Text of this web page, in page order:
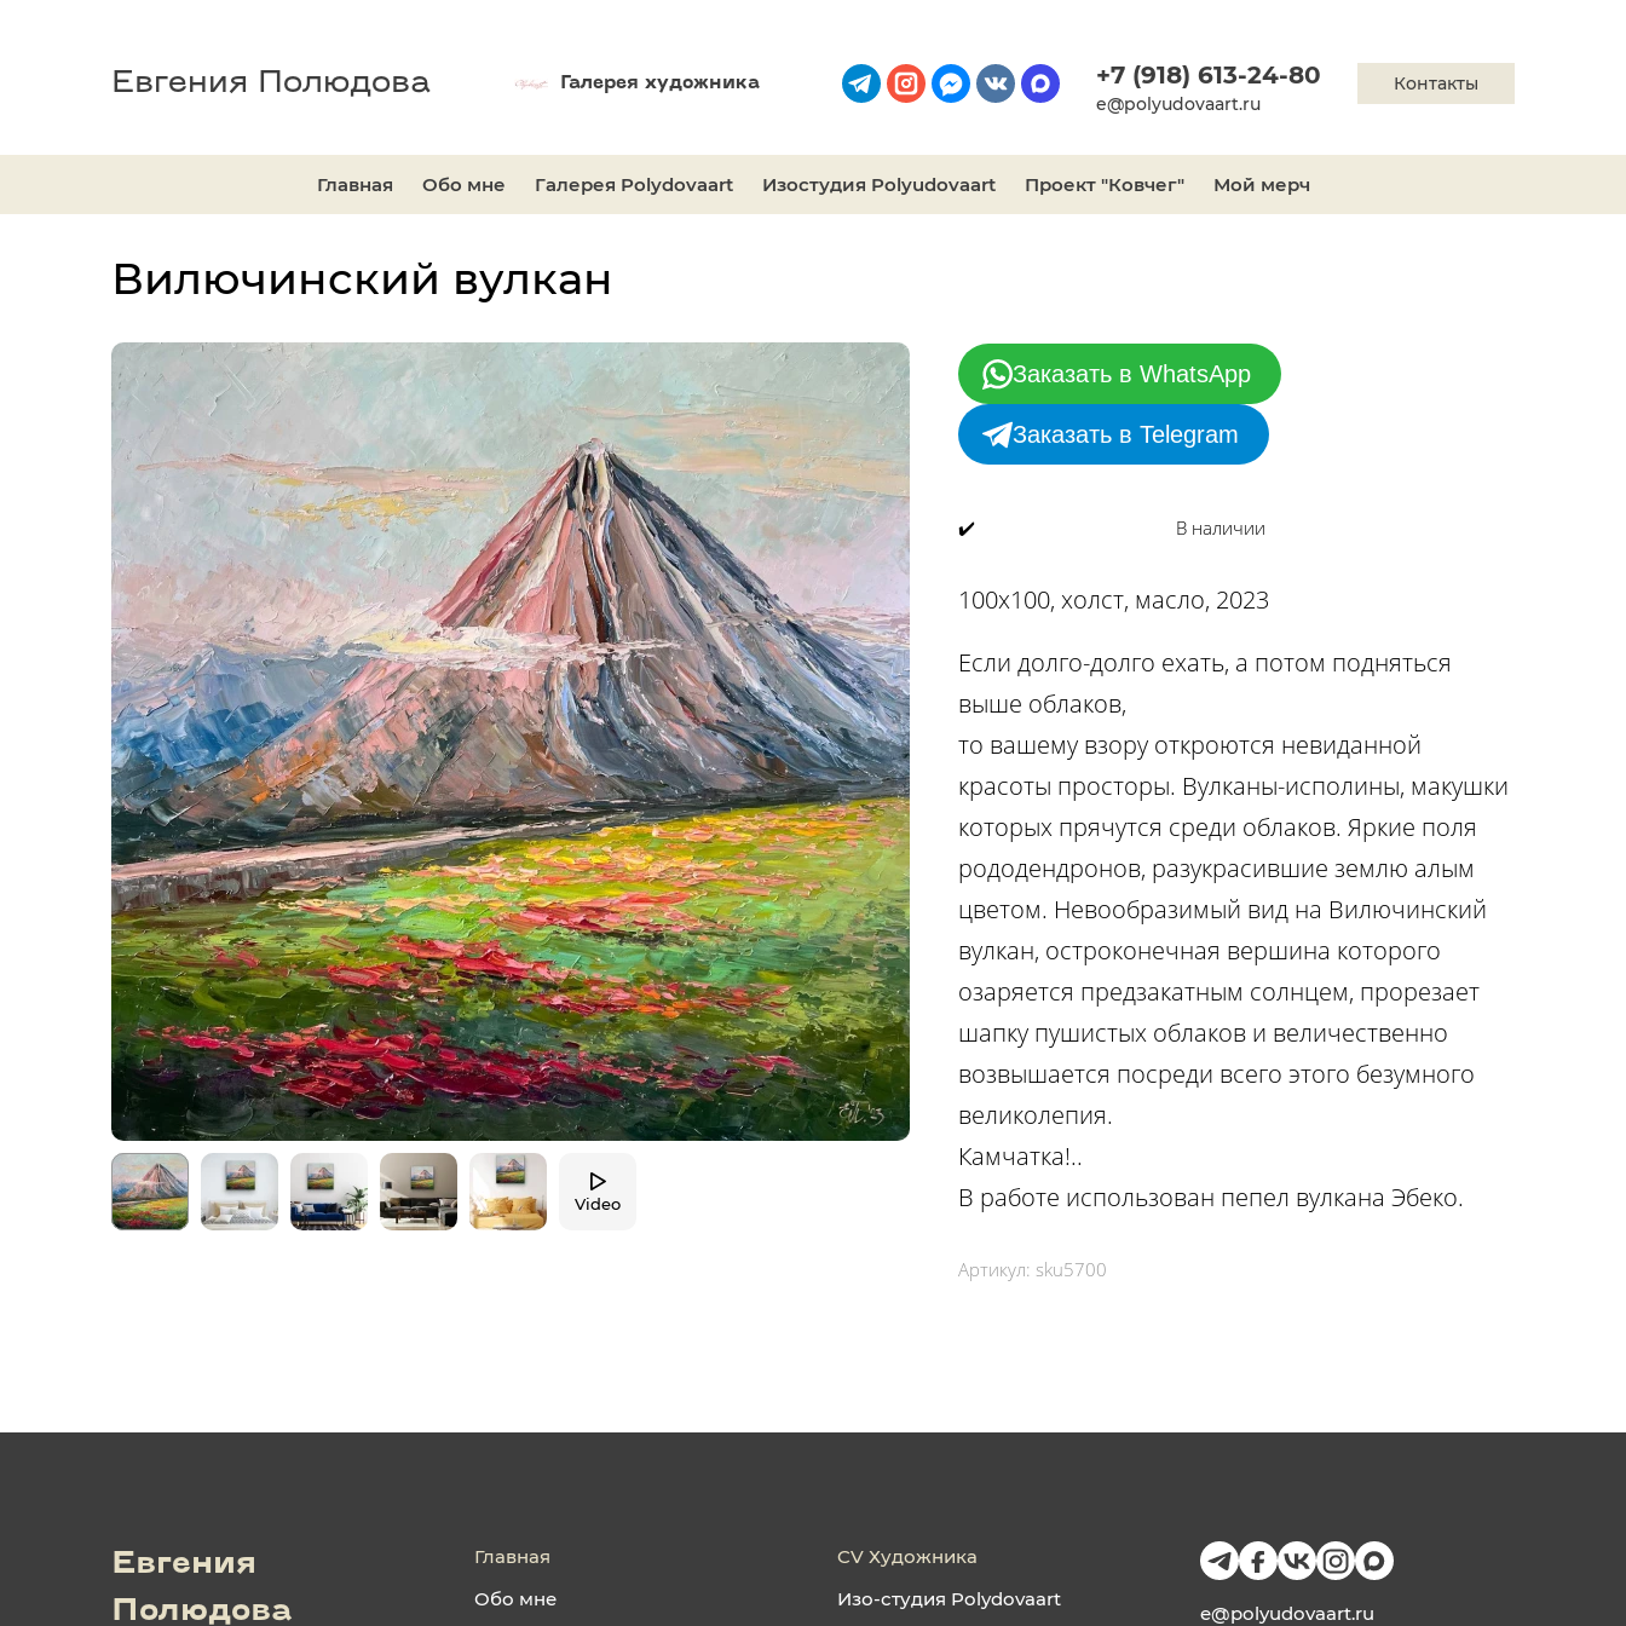
Евгения Полюдова Галерея художника +7 (918) 613-24-80
e@polyudovaart.ru
Контакты
Главная Обо мне Галерея Polydovaart Изостудия Polyudovaart Проект "Ковчег" Мой мерч
Вилючинский вулкан
Video
Заказать в WhatsApp
Заказать в Telegram
✔️ В наличии
100х100, холст, масло, 2023
Если долго-долго ехать, а потом подняться
выше облаков,
то вашему взору откроются невиданной
красоты просторы. Вулканы-исполины, макушки
которых прячутся среди облаков. Яркие поля
рододендронов, разукрасившие землю алым
цветом. Невообразимый вид на Вилючинский
вулкан, остроконечная вершина которого
озаряется предзакатным солнцем, прорезает
шапку пушистых облаков и величественно
возвышается посреди всего этого безумного
великолепия.
Камчатка!..
В работе использован пепел вулкана Эбеко.
Артикул: sku5700
Евгения
Полюдова
Главная
Обо мне
CV Художника
Изо-студия Polydovaart
e@polyudovaart.ru